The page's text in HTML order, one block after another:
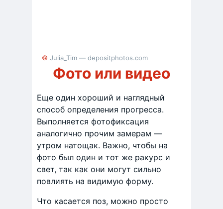
© Julia_Tim — depositphotos.com
Фото или видео
Еще один хороший и наглядный
способ определения прогресса.
Выполняется фотофиксация
аналогично прочим замерам —
утром натощак. Важно, чтобы на
фото был один и тот же ракурс и
свет, так как они могут сильно
повлиять на видимую форму.
Что касается поз, можно просто